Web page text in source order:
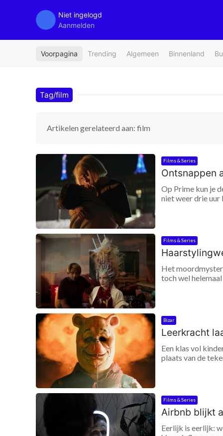
Niet ingelogd
Aanmelden
Voorpagina Trending Algemeen Binnenland
Tag/film
Artikelen gerelateerd aan: film
Films & Series
Ontsnappen
Op Prime kun je
niet weer drie uur
Films & Series
Het
toch wel
Bizar
Leerkracht
Een klas vol
plaats van de
Films & Series
Airbnb blijkt
Eerlijk is eerlijk: